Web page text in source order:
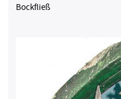
Bockfließ